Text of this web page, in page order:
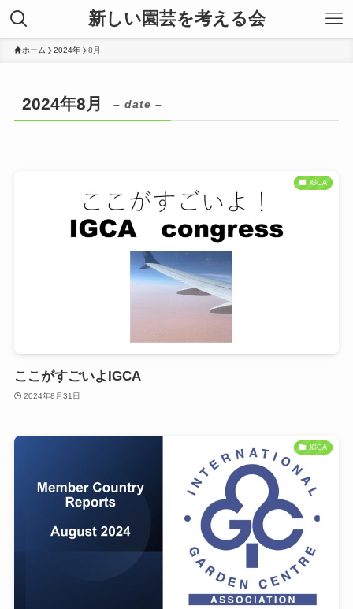
新しい園芸を考える会
ホーム 2024年 8月
2024年8月 – date –
IGCA
ここがすごいよIGCA
2024年8月31日
IGCA